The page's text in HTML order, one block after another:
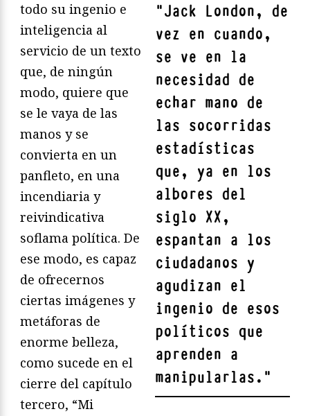
"Jack London, de
vez en cuando,
se ve en la
necesidad de
echar mano de
las socorridas
estadísticas
que, ya en los
albores del
siglo XX,
espantan a los
ciudadanos y
agudizan el
ingenio de esos
políticos que
aprenden a
manipularlas. "
todo su ingenio e
inteligencia al
servicio de un texto
que, de ningún
modo, quiere que
se le vaya de las
manos y se
convierta en un
panfleto, en una
incendiaria y
reivindicativa
soflama política. De
ese modo, es capaz
de ofrecernos
ciertas imágenes y
metáforas de
enorme belleza,
como sucede en el
cierre del capítulo
tercero, “Mi